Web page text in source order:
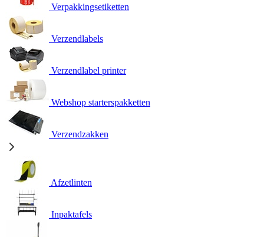
Verpakkingsetiketten
Verzendlabels
Verzendlabel printer
Webshop starterspakketten
Verzendzakken
Afzetlinten
Inpaktafels